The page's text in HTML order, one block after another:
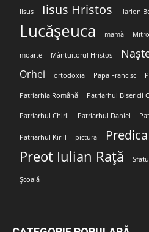
Iisus Iisus Hristos Ilarion
Lucășeuca mamă
moarte Mântuitorul Hristos
Orhei ortodoxia Papa Francisc
Patriarhia Română Patriarhul Bisericii
Patriarhul Chiril Patriarhul Daniel
Patriarhul Kirill pictura Predica
Preot Iulian Rață
Școală